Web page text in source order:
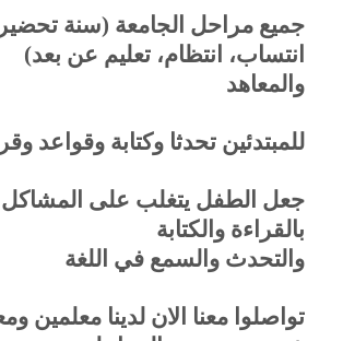
جميع مراحل الجامعة (سنة
انتساب، انتظام، تعليم عن بعد)
والمعاهد
للمبتدئين تحدثا وكتابة وقواعد
جعل الطفل يتغلب على المشاكل
بالقراءة والكتابة
والتحدث والسمع في اللغة
تواصلوا معنا الان لدينا معلمين